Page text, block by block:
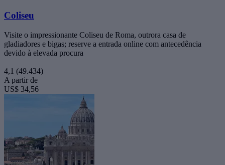
Coliseu
Visite o impressionante Coliseu de Roma, outrora casa de
gladiadores e bigas; reserve a entrada online com antecedência
devido à elevada procura
4,1 (49.434)
A partir de
US$ 34,56